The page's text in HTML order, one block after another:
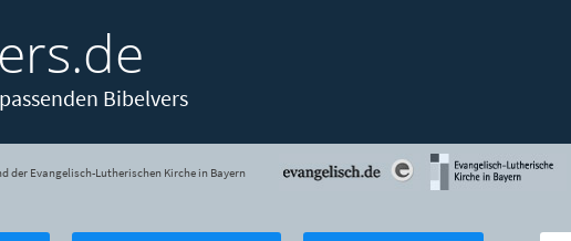
Bibelvers
der Evangelisch-Lutherischen Kirche in Bayern